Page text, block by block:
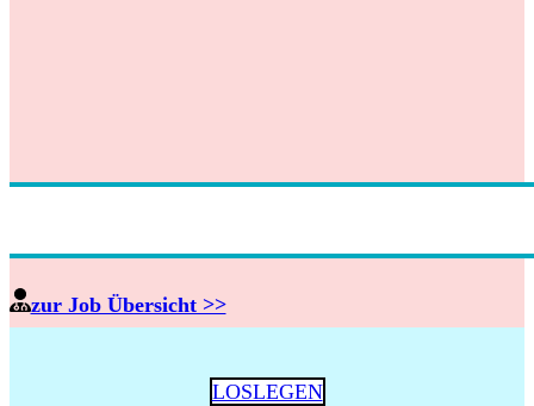
zur Job Übersicht >>
LOSLEGEN